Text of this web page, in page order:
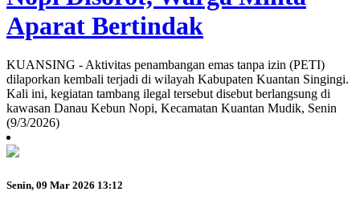
Aparat Bertindak
KUANSING - Aktivitas penambangan emas tanpa izin (PETI)
dilaporkan kembali terjadi di wilayah Kabupaten Kuantan Singingi.
Kali ini, kegiatan tambang ilegal tersebut disebut berlangsung di
kawasan Danau Kebun Nopi, Kecamatan Kuantan Mudik, Senin
(9/3/2026)
Senin, 09 Mar 2026 13:12